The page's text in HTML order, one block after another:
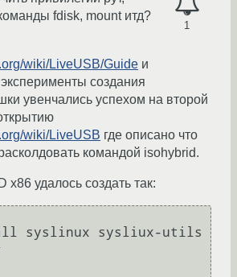
1
fdisk, mount итд?
wiki/LiveUSB/Guide и
создания
увенчались успехом на второй
wiki/LiveUSB где описано что
командой isohybrid.
удалось создать так:
syslinux sysliux-utils